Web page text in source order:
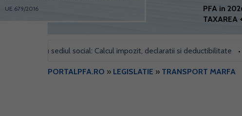
PFA in
TAXAREA
sediul social: Calcul impozit, declaratii si deductibilitate •
PORTALPFA.RO » LEGISLATIE » TRANSPORT MARFA
UE 679/2016